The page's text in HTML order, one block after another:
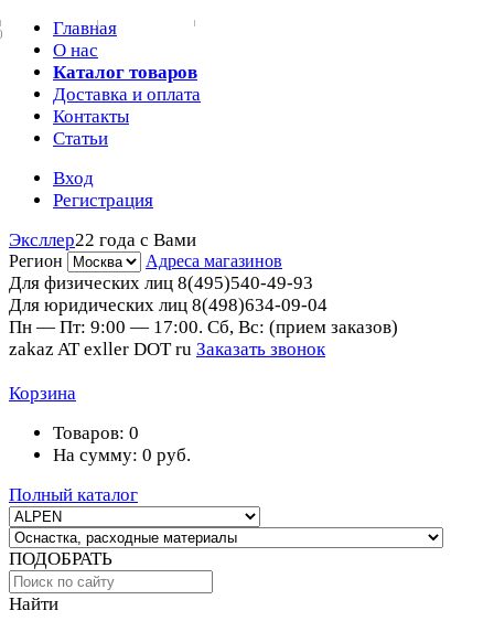
Главная
О нас
Каталог товаров
Доставка и оплата
Контакты
Статьи
Вход
Регистрация
Эксллер22 года с Вами
Регион Адреса магазинов
Для физических лиц 8(495)540-49-93
Для юридических лиц 8(498)634-09-04
Пн — Пт: 9:00 — 17:00. Сб, Вс: (прием заказов)
zakaz AT exller DOT ru Заказать звонок
Корзина
Товаров: 0
На сумму: 0 руб.
Полный каталог
ПОДОБРАТЬ
Найти